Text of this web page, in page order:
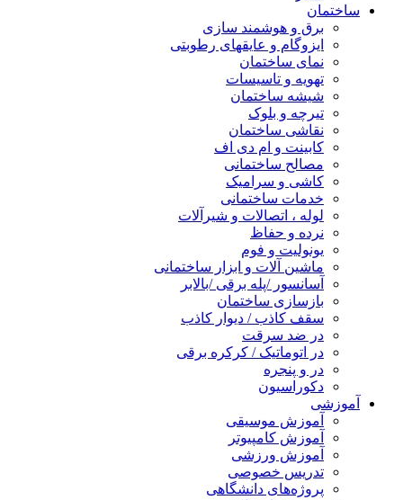
ساختمان
برق و هوشمند سازی
ایزوگام و عایقهای رطوبتی
نمای ساختمان
تهویه و تاسیسات
شیشه ساختمان
تیرچه و بلوک
نقاشی ساختمان
کابینت و ام دی اف
مصالح ساختمانی
کاشی و سرامیک
خدمات ساختمانی
لوله ، اتصالات و شیرآلات
نرده و حفاظ
یونولیت و فوم
ماشین آلات و ابزار ساختمانی
آسانسور /پله برقی /بالابر
بازسازی ساختمان
سقف کاذب / دیوار کاذب
در ضد سرقت
در اتوماتیک / کرکره برقی
در و پنجره
دکوراسیون
آموزشی
آموزش موسیقی
آموزش کامپیوتر
آموزش ورزشی
تدریس خصوصی
پروژه‌های دانشگاهی